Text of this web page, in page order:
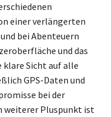
einer verlängerten
bei Abenteuern
und das
klare Sicht auf alle
GPS-Daten und
bei der
weiterer Pluspunkt ist